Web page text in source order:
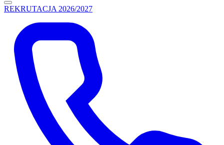
REKRUTACJA 2026/2027